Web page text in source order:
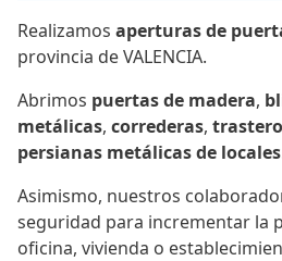
Realizamos aperturas de
provincia de VALENCIA.
Abrimos puertas de madera,
metálicas, correderas,
persianas metálicas de locales
Asimismo, nuestros
seguridad para incrementar la
oficina, vivienda o